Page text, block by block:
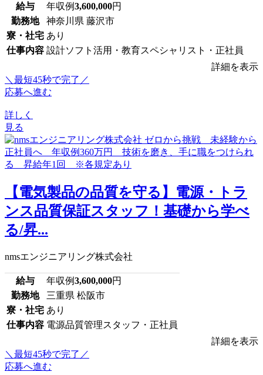
給与 年収例3,600,000円
勤務地
神奈川県 藤沢市
寮・社宅 あり
仕事内容 設計ソフト活用・教育スペシャリスト・正社員
詳細を表示
＼最短45秒で完了／
応募へ進む
詳しく
見る
【電気製品の品質を守る】電源・トラ
ンス品質保証スタッフ！基礎から学べ
る/昇...
nmsエンジニアリング株式会社
給与 年収例3,600,000円
勤務地
三重県 松阪市
寮・社宅 あり
仕事内容 電源品質管理スタッフ・正社員
詳細を表示
＼最短45秒で完了／
応募へ進む